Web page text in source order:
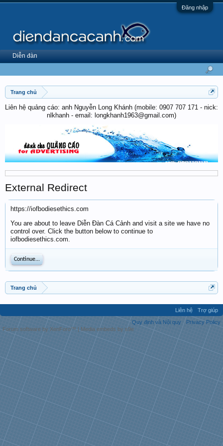
Đăng nhập
Trang chủ
Liên hệ quảng cáo: anh Nguyễn Long Khánh (mobile: 0907 707 171 - nick:
nlkhanh - email: longkhanh1963@gmail.com)
External Redirect
https://iofbodiesethics.com
You are about to leave Diễn Đàn Cá Cảnh and visit a site we have no
control over. Click the button below to continue to
iofbodiesethics.com.
Continue...
Trang chủ
Diễn đàn
Liên hệ
Trợ giúp
Quy định và Nội quy
Privacy Policy
Forum software by XenForo™ | Media embeds by s9e